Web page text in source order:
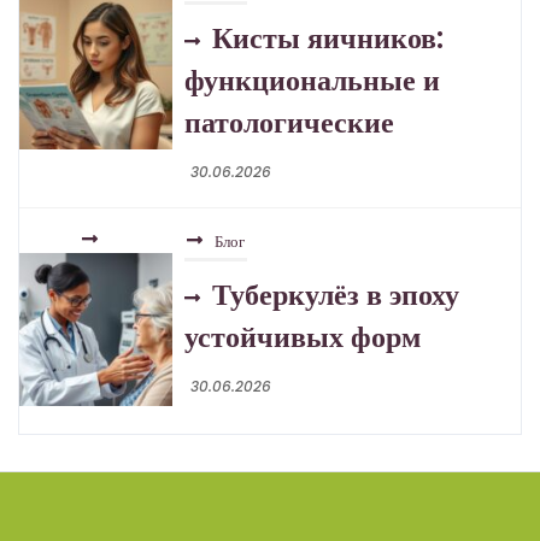
Туберкулёз в эпоху
устойчивых форм
30.06.2026
триггеры, уход